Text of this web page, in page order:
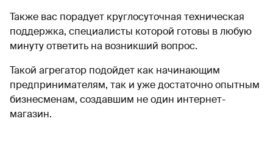
Также вас порадует круглосуточная техническая
поддержка, специалисты которой готовы в любую
минуту ответить на возникший вопрос.
Такой агрегатор подойдет как начинающим
предпринимателям, так и уже достаточно опытным
бизнесменам, создавшим не один интернет-
магазин.